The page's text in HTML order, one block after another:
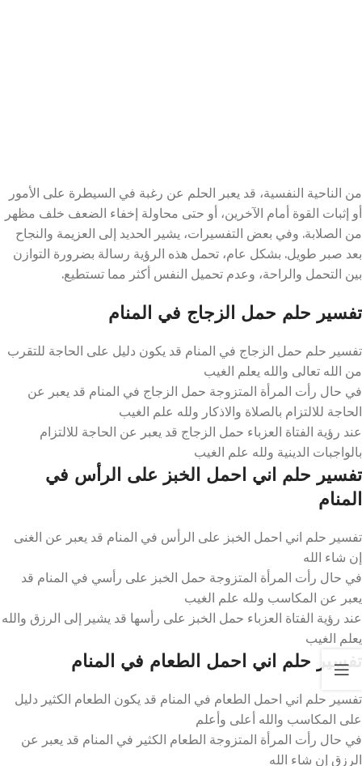
من الناحية النفسية، قد يعبر الحلم عن رغبة في السيطرة على الأمور
أو إثبات القوة أمام الآخرين، أو حتى محاولة إخفاء الضعف خلف مظهر
من الصلابة. وفي بعض التفسيرات، يشير الحديد إلى العزيمة والنجاح
بعد صبر طويل. بشكل عام، تحمل هذه الرؤية رسالة بضرورة التوازن
بين التحمل والراحة، وعدم تحميل النفس أكثر مما تستطيع.
تفسير حلم حمل الزجاج في المنام
تفسير حلم حمل الزجاج في المنام قد يكون دليل على الحاجة للتقرب
من الله تعالى والله يعلم الغيب
في حال رأت المرأة المتزوجة حمل الزجاج في المنام قد يعبر عن
الحاجة للالتزام بالصلاة والاذكار ولله علم الغيب
عند رؤية الفتاة العزباء حمل الزجاج قد يعبر عن الحاجة للالتزام
بالواجبات الدينية ولله علم الغيب
تفسير حلم اني احمل الخبز على الرأس في
المنام
تفسير حلم اني احمل الخبز على الرأس في المنام قد يعبر عن الغنى
إن شاء الله
في حال رأت المرأة المتزوجة حمل الخبز على رأسي في المنام قد
يعبر عن المكاسب ولله علم الغيب
عند رؤية الفتاة العزباء حمل الخبز على رأسها قد يشير إلى الرزق والله
يعلم الغيب
تفسير حلم اني احمل الطعام في المنام
تفسير حلم اني احمل الطعام في المنام قد يكون الطعام الكثير دليل
على المكاسب والله أعلى وأعلم
في حال رأت المرأة المتزوجة الطعام الكثير في المنام قد يعبر عن
الرزق إن شاء الله